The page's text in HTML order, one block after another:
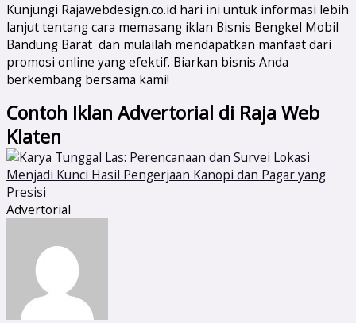
Kunjungi Rajawebdesign.co.id hari ini untuk informasi lebih
lanjut tentang cara memasang iklan Bisnis Bengkel Mobil
Bandung Barat dan mulailah mendapatkan manfaat dari
promosi online yang efektif. Biarkan bisnis Anda
berkembang bersama kami!
Contoh Iklan Advertorial di Raja Web
Klaten
Advertorial